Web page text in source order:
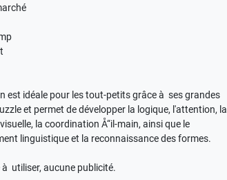
est idéale pour les tout-petits grâce à ses grandes
et permet de développer la logique, l'attention, la
la coordination Å“il-main, ainsi que le
linguistique et la reconnaissance des formes.
à utiliser, aucune publicité.